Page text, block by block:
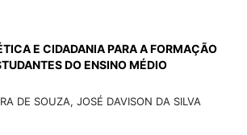
E CIDADANIA PARA A FORMAÇÃO
DO ENSINO MÉDIO
DE SOUZA, JOSÉ DAVISON DA SILVA